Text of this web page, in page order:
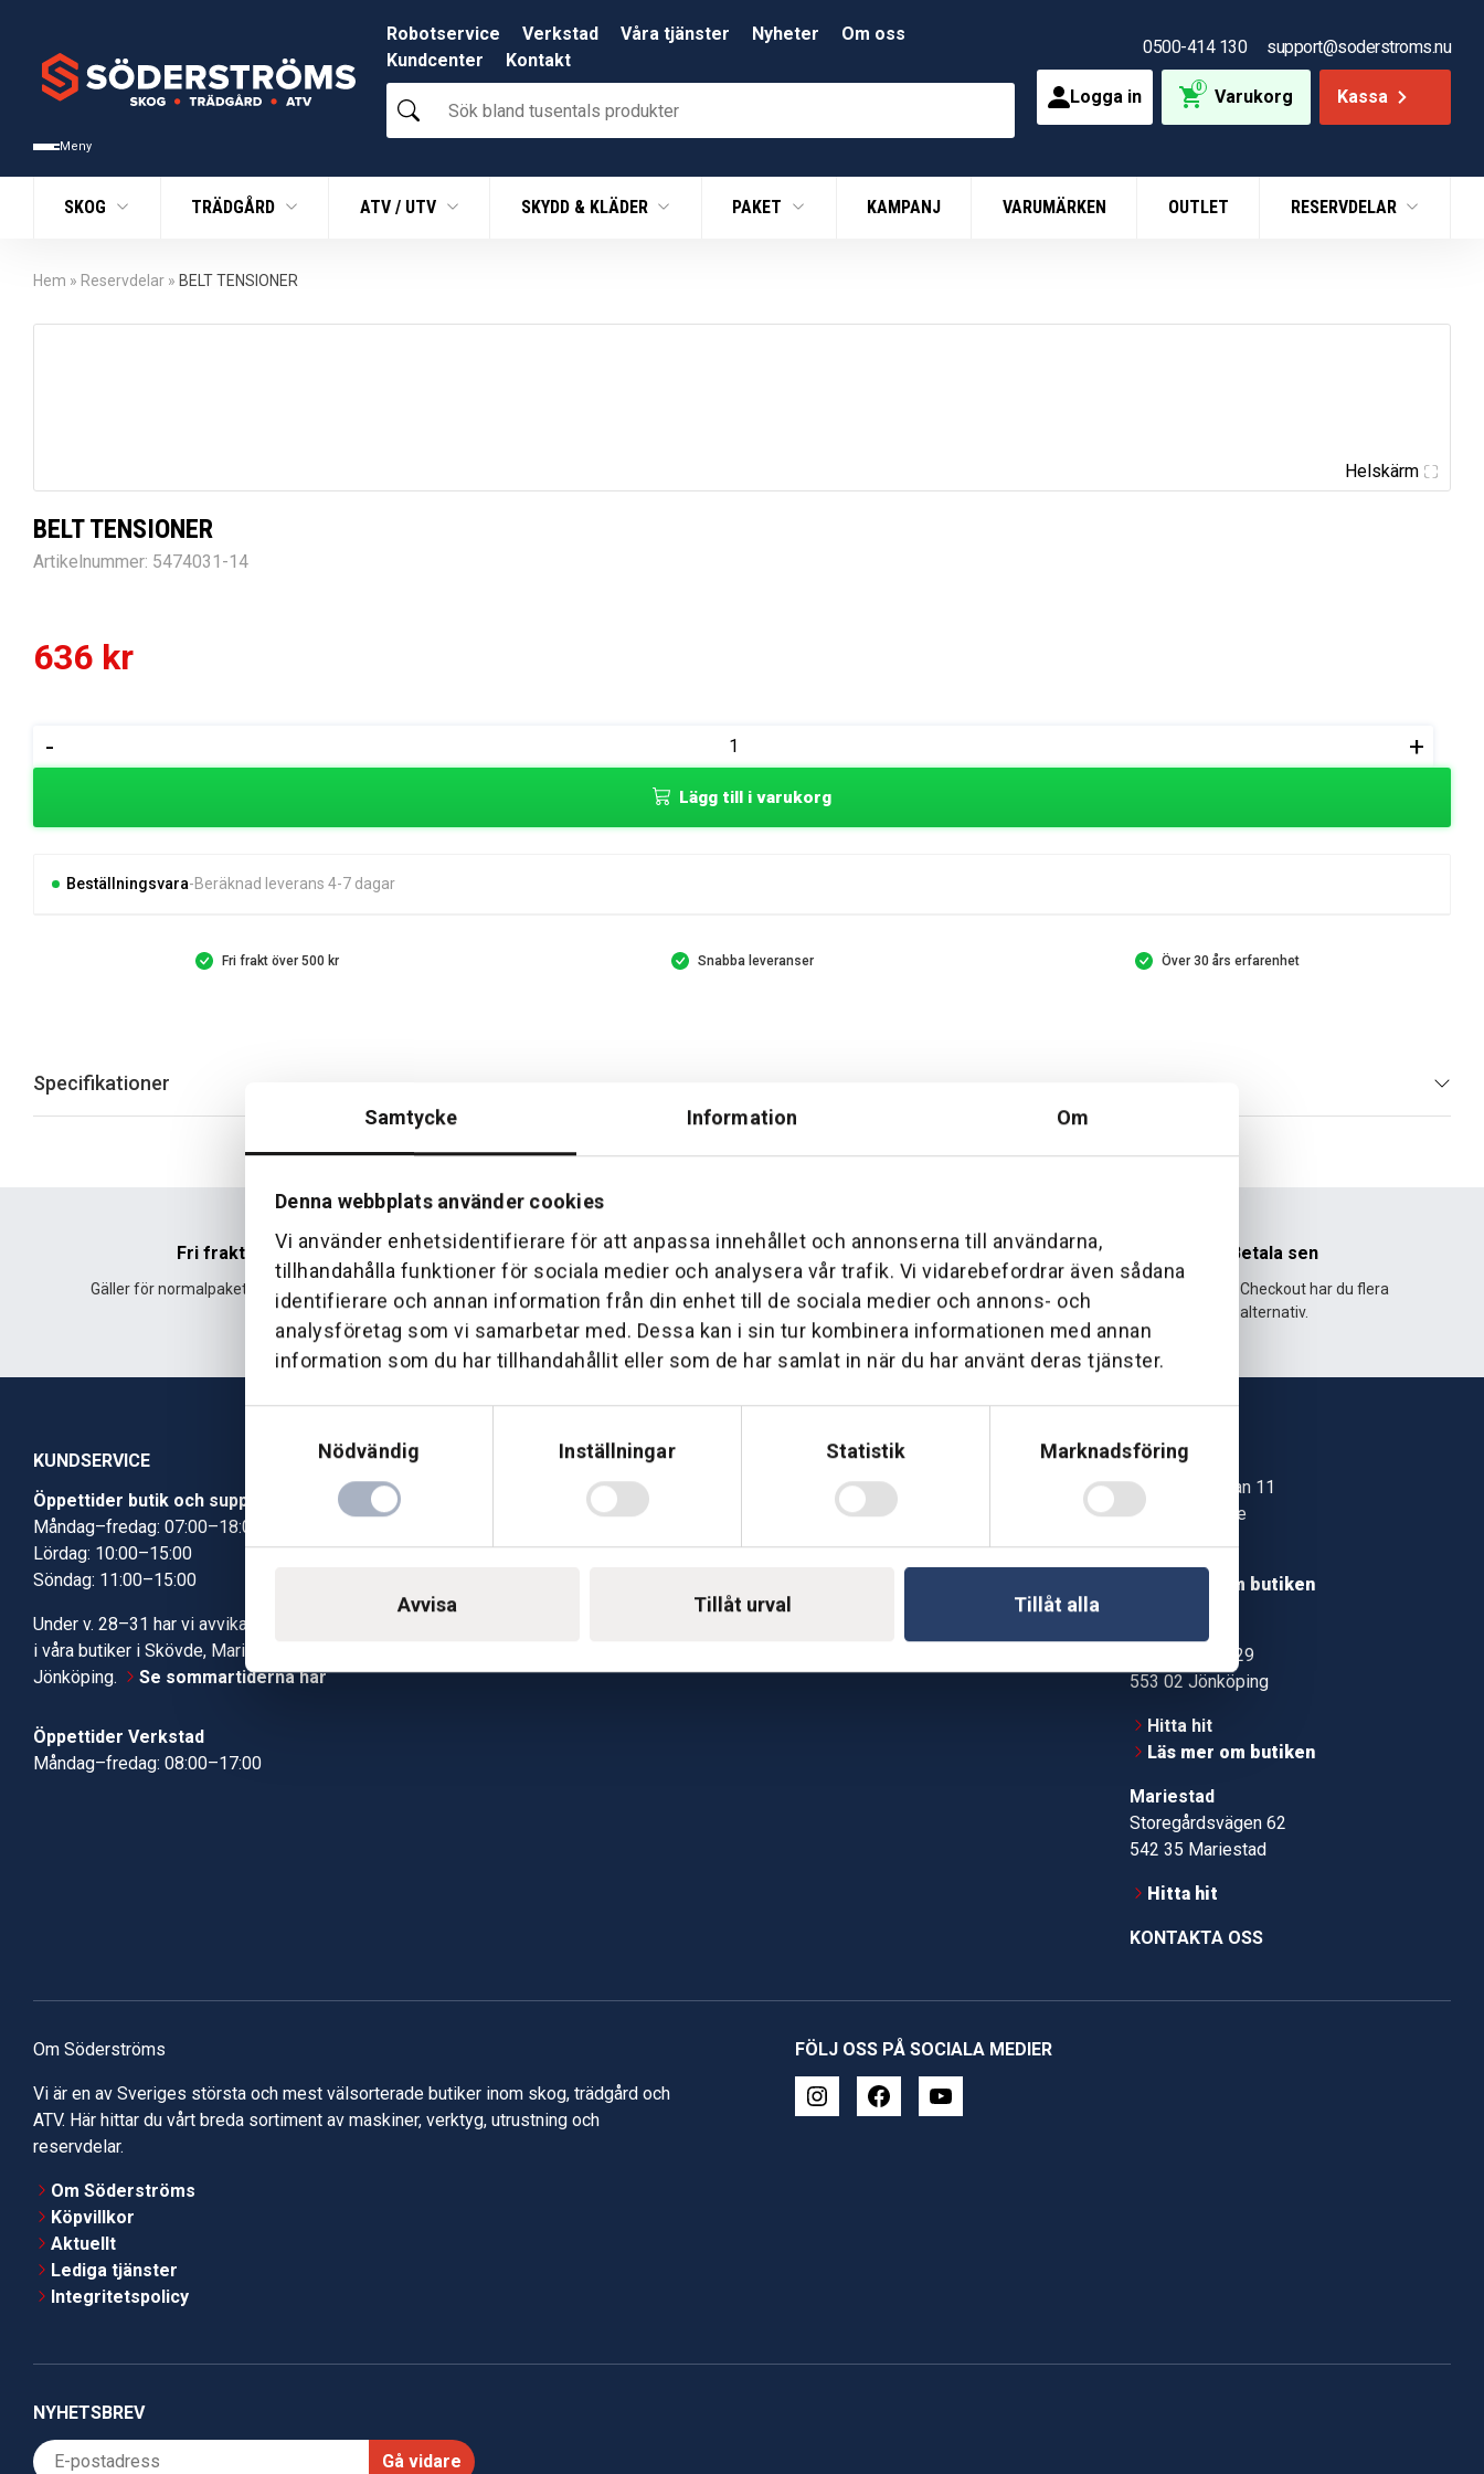
Samtycke Information Om
Denna webbplats använder cookies
Vi använder enhetsidentifierare för att anpassa innehållet och annonserna till användarna,
tillhandahålla funktioner för sociala medier och analysera vår trafik. Vi vidarebefordrar även sådana
identifierare och annan information från din enhet till de sociala medier och annons- och
analysföretag som vi samarbetar med. Dessa kan i sin tur kombinera informationen med annan
information som du har tillhandahållit eller som de har samlat in när du har använt deras tjänster.
Nödvändig
Inställningar Statistik Marknadsföring
Avvisa Tillåt urval Tillåt alla
Meny
Robotservice Verkstad Våra tjänster Nyheter
Om oss
Kundcenter
Kontakt
Sök
bland
produkter
0500-414 130 support@soderstroms.nu
Logga in 0 Varukorg Kassa
SKOG TRÄDGÅRD ATV / UTV SKYDD & KLÄDER PAKET KAMPANJ VARUMÄRKEN OUTLET RESERVDELAR
Hem » Reservdelar » BELT TENSIONER
Helskärm
BELT TENSIONER
Artikelnummer: 5474031-14
636 kr
-
TENSIONER
+
Lägg till i varukorg
Beställningsvara Beräknad leverans 4-7 dagar
Fri frakt över 500 kr Snabba leveranser Över 30 års erfarenhet
Specifikationer
Fri frakt
Gäller för normalpaket över 500 kr.
Hemleverans
Leverans fram till din dörr. Oavsett storlek.
Över 30 års erfarenhet
Företaget startade 1 januari 1995 och har
sedan dess haft en god tillväxt.
Betala sen
Med Klarna Checkout har du flera
alternativ.
KUNDSERVICE
Öppettider butik och support
Måndag–fredag: 07:00–18:00
Lördag: 10:00–15:00
Söndag: 11:00–15:00
Under v. 28–31 har vi avvikande öppettider
i våra butiker i Skövde, Mariestad och
Jönköping.
Se sommartiderna här
Öppettider Verkstad
Måndag–fredag: 08:00–17:00
Butik Skövde
Kundcenter
Boka tid i verkstad
Telefon: 0500-414 130
E-mail: support@soderstroms.nu
Gå till vår företagssupport
Skövde
Jonstorpsgatan 11
549 37 Skövde
Läs mer om butiken
Kämpevägen 29
553 02 Jönköping
Hitta hit
Läs mer om butiken
Mariestad
Storegårdsvägen 62
542 35 Mariestad
Hitta hit
KONTAKTA OSS
Om Söderströms
Vi är en av Sveriges största och mest välsorterade butiker inom skog, trädgård och
ATV. Här hittar du vårt breda sortiment av maskiner, verktyg, utrustning och
reservdelar.
Om Söderströms
Köpvillkor
Aktuellt
Lediga tjänster
Integritetspolicy
FÖLJ OSS PÅ SOCIALA MEDIER
NYHETSBREV
Gå vidare